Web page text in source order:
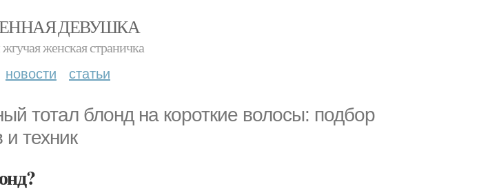
ДЕВУШКА
женская страничка
новости статьи
тотал блонд на короткие волосы: подбор
техник